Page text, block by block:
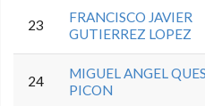
23
FRANCISCO JAVIER
GUTIERREZ LOPEZ
24
MIGUEL ANGEL
PICON